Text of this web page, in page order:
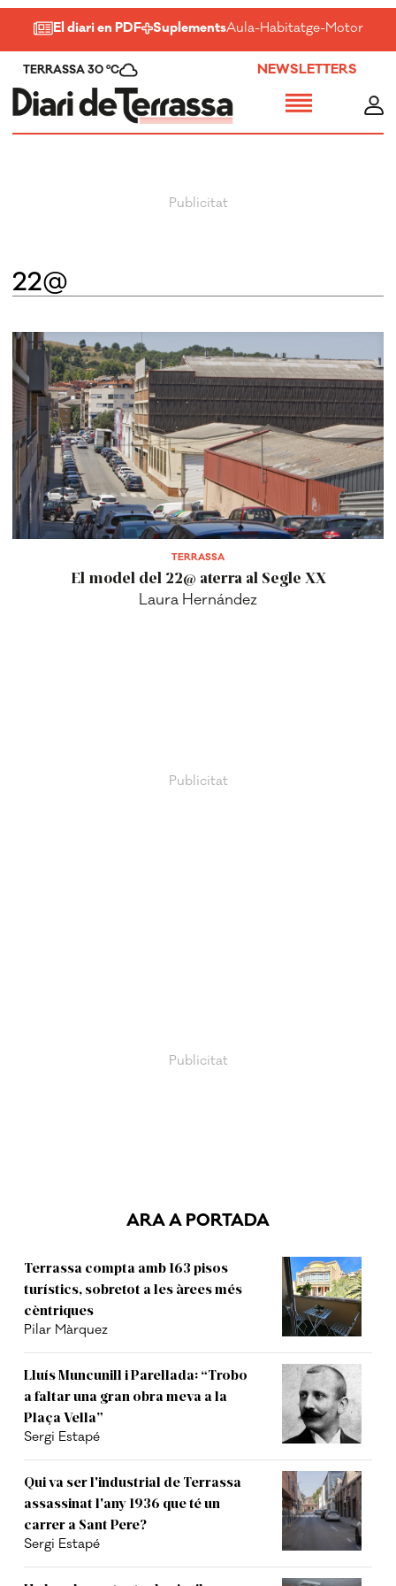
El diari en PDF SuplementsAula-Habitatge-Motor-
TERRASSA 30 ºC NEWSLETTERS
22@
TERRASSA
El model del 22@ aterra al Segle XX
Laura Hernández
ARA A PORTADA
Terrassa compta amb 163 pisos
turístics, sobretot a les àrees més
cèntriques
Pilar Màrquez
Lluís Muncunill i Parellada: “Trobo
a faltar una gran obra meva a la
Plaça Vella”
Sergi Estapé
Qui va ser l'industrial de Terrassa
assassinat l'any 1936 que té un
carrer a Sant Pere?
Sergi Estapé